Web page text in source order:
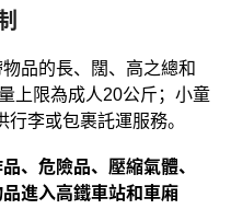
品的長、闊、高之總和
上限為成人20公斤；小童
李或包裹託運服務。
、危險品、壓縮氣體、
進入高鐵車站和車廂